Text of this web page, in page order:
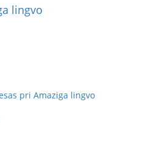
lingvo
pri Amaziga lingvo